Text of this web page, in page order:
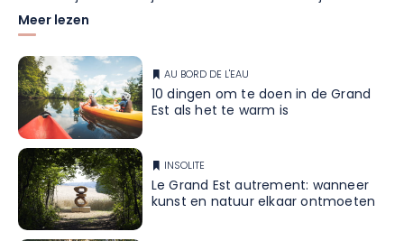
Meer lezen
AU BORD DE L'EAU
10 dingen om te doen in de Grand
Est als het te warm is
INSOLITE
Le Grand Est autrement: wanneer
kunst en natuur elkaar ontmoeten